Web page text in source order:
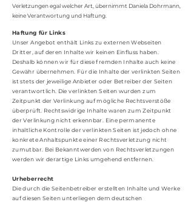
Verletzungen egal welcher Art, übernimmt Daniela Dohrmann,
keine Verantwortung und Haftung.
Haftung für Links
Unser Angebot enthält Links zu externen Webseiten
Dritter, auf deren Inhalte wir keinen Einfluss haben.
Deshalb können wir für diese fremden Inhalte auch keine
Gewähr übernehmen. Für die Inhalte der verlinkten Seiten
ist stets der jeweilige Anbieter oder Betreiber der Seiten
verantwortlich. Die verlinkten Seiten wurden zum
Zeitpunkt der Verlinkung auf mögliche Rechtsverstöße
überprüft. Rechtswidrige Inhalte waren zum Zeitpunkt
der Verlinkung nicht erkennbar. Eine permanente
inhaltliche Kontrolle der verlinkten Seiten ist jedoch ohne
konkrete Anhaltspunkte einer Rechtsverletzung nicht
zumutbar. Bei Bekanntwerden von Rechtsverletzungen
werden wir derartige Links umgehend entfernen.
Urheberrecht
Die durch die Seitenbetreiber erstellten Inhalte und Werke
auf diesen Seiten unterliegen dem deutschen